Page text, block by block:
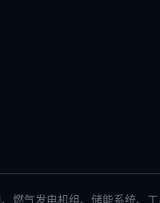
、 燃气发电机组 、 储能系统、